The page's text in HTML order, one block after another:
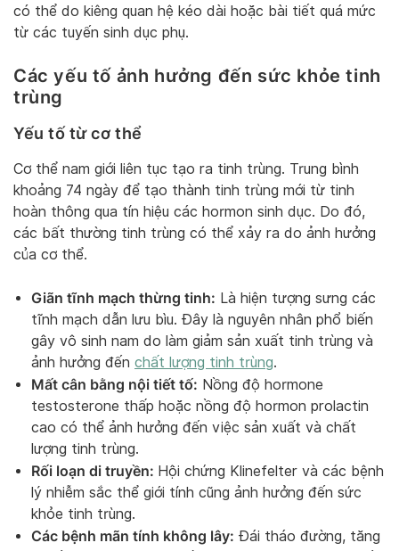
có thể do kiêng quan hệ kéo dài hoặc bài tiết quá mức
từ các tuyến sinh dục phụ.
Các yếu tố ảnh hưởng đến sức khỏe tinh
trùng
Yếu tố từ cơ thể
Cơ thể nam giới liên tục tạo ra tinh trùng. Trung bình
khoảng 74 ngày để tạo thành tinh trùng mới từ tinh
hoàn thông qua tín hiệu các hormon sinh dục. Do đó,
các bất thường tinh trùng có thể xảy ra do ảnh hưởng
của cơ thể.
Giãn tĩnh mạch thừng tinh: Là hiện tượng sưng các
tĩnh mạch dẫn lưu bìu. Đây là nguyên nhân phổ biến
gây vô sinh nam do làm giảm sản xuất tinh trùng và
ảnh hưởng đến chất lượng tinh trùng.
Mất cân bằng nội tiết tố: Nồng độ hormone
testosterone thấp hoặc nồng độ hormon prolactin
cao có thể ảnh hưởng đến việc sản xuất và chất
lượng tinh trùng.
Rối loạn di truyền: Hội chứng Klinefelter và các bệnh
lý nhiễm sắc thể giới tính cũng ảnh hưởng đến sức
khỏe tinh trùng.
Các bệnh mãn tính không lây: Đái tháo đường, tăng